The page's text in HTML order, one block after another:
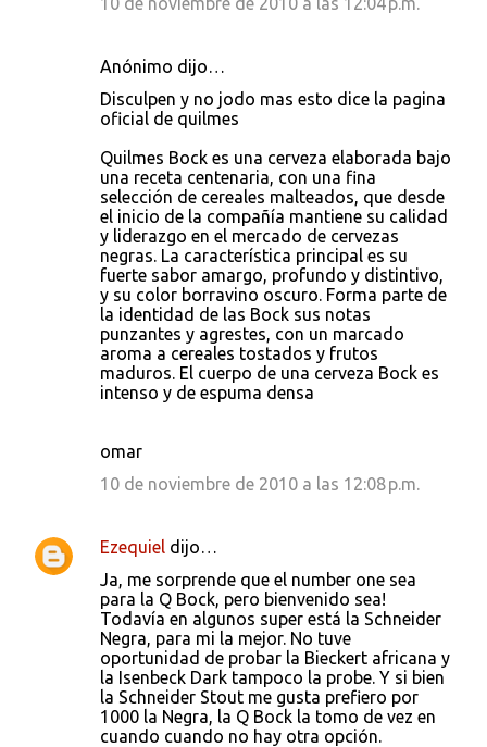
Anónimo dijo…
Disculpen y no jodo mas esto dice la pagina
oficial de quilmes
Quilmes Bock es una cerveza elaborada bajo
una receta centenaria, con una fina
selección de cereales malteados, que desde
el inicio de la compañía mantiene su calidad
y liderazgo en el mercado de cervezas
negras. La característica principal es su
fuerte sabor amargo, profundo y distintivo,
y su color borravino oscuro. Forma parte de
la identidad de las Bock sus notas
punzantes y agrestes, con un marcado
aroma a cereales tostados y frutos
maduros. El cuerpo de una cerveza Bock es
intenso y de espuma densa
omar
10 de noviembre de 2010 a las 12:08 p.m.
Ezequiel dijo…
Ja, me sorprende que el number one sea
para la Q Bock, pero bienvenido sea!
Todavía en algunos super está la Schneider
Negra, para mi la mejor. No tuve
oportunidad de probar la Bieckert africana y
la Isenbeck Dark tampoco la probe. Y si bien
la Schneider Stout me gusta prefiero por
1000 la Negra, la Q Bock la tomo de vez en
cuando cuando no hay otra opción.